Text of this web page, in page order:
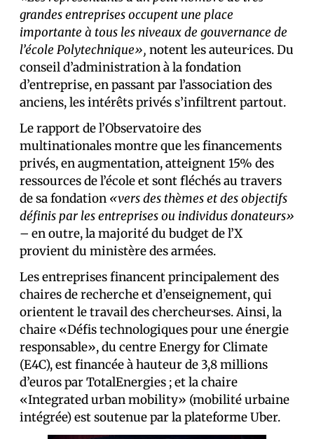
grandes entreprises occupent une place
importante à tous les niveaux de gouvernance de
l’école Polytechnique», notent les auteur·ices. Du
conseil d’administration à la fondation
d’entreprise, en passant par l’association des
anciens, les intérêts privés s’infiltrent partout.
Le rapport de l’Observatoire des
multinationales montre que les financements
privés, en augmentation, atteignent 15% des
ressources de l’école et sont fléchés au travers
de sa fondation «vers des thèmes et des objectifs
définis par les entreprises ou individus donateurs»
– en outre, la majorité du budget de l’X
provient du ministère des armées.
Les entreprises financent principalement des
chaires de recherche et d’enseignement, qui
orientent le travail des chercheur·ses. Ainsi, la
chaire «Défis technologiques pour une énergie
responsable», du centre Energy for Climate
(E4C), est financée à hauteur de 3,8 millions
d’euros par TotalEnergies ; et la chaire
«Integrated urban mobility» (mobilité urbaine
intégrée) est soutenue par la plateforme Uber.